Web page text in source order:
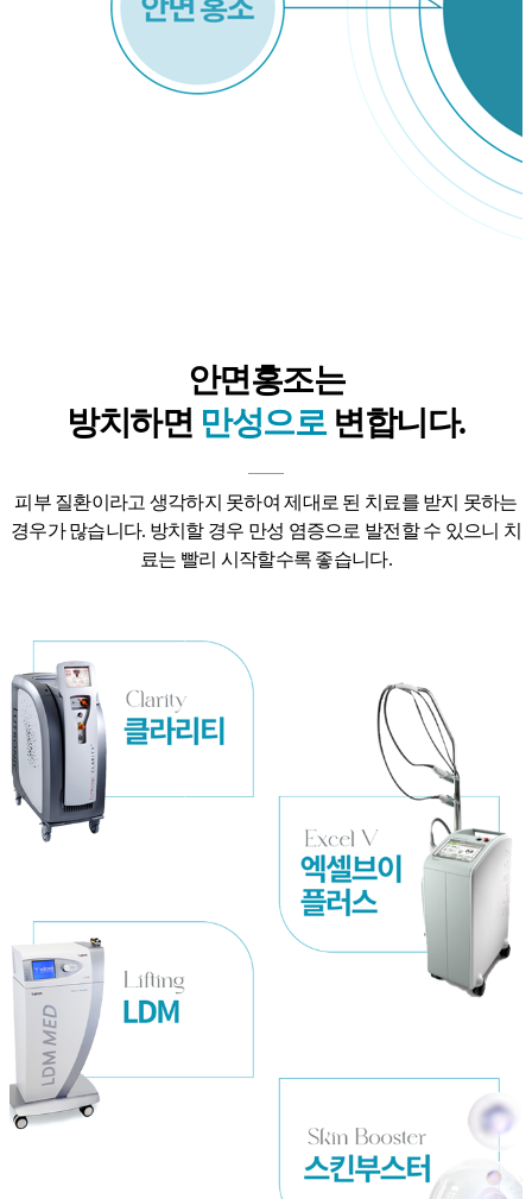
안면홍조는
방치하면 만성으로변합니다.
피부 질환이라고 생각하지 못하여 제대로 된 치료를 받지 못하는
경우가 많습니다. 방치할 경우 만성 염증으로 발전할 수 있으니 치
료는 빨리 시작할수록 좋습니다.